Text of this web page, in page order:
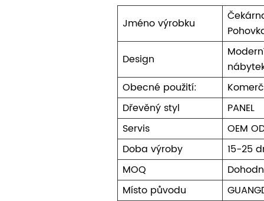
Jméno výrobku
Design
Obecné použití:
Dřevěný styl
PANEL
Servis
OEM
Doba výroby
15-25
MOQ
Místo původu